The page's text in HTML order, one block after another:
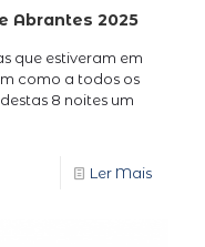
Abrantes 2025
que estiveram em
como a todos os
8 noites um
Ler Mais